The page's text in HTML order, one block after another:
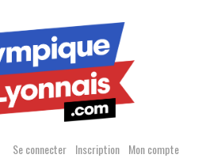
Se connecter Inscription Mon compte